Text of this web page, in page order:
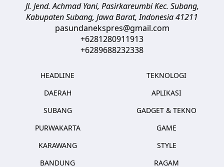
Jl. Jend. Achmad Yani, Pasirkareumbi Kec. Subang,
Kabupaten Subang, Jawa Barat,Indonesia41211
pasundanekspres@gmail.com
+6281280911913
+6289688232338
HEADLINE
DAERAH
SUBANG
PURWAKARTA
KARAWANG
BANDUNG
TEKNOLOGI
APLIKASI
GADGET & TEKNO
GAME
STYLE
RAGAM